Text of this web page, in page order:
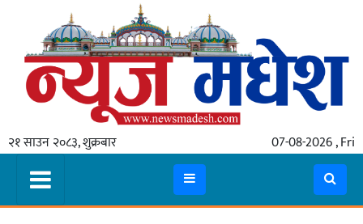
२१ साउन २०८३, शुक्रबार 07-08-2026 , Fri
गृहपृष्ठ
स्थानीय
प्रदेश